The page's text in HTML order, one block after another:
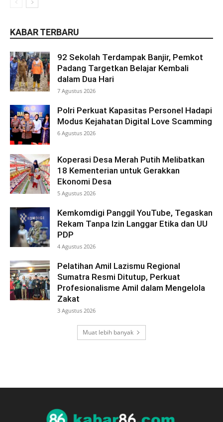
KABAR TERBARU
92 Sekolah Terdampak Banjir, Pemkot
Padang Targetkan Belajar Kembali
dalam Dua Hari
7 Agustus 2026
Polri Perkuat Kapasitas Personel Hadapi
Modus Kejahatan Digital Love Scamming
6 Agustus 2026
Koperasi Desa Merah Putih Melibatkan
18 Kementerian untuk Gerakkan
Ekonomi Desa
5 Agustus 2026
Kemkomdigi Panggil YouTube, Tegaskan
Rekam Tanpa Izin Langgar Etika dan UU
PDP
4 Agustus 2026
Pelatihan Amil Lazismu Regional
Sumatra Resmi Ditutup, Perkuat
Profesionalisme Amil dalam Mengelola
Zakat
3 Agustus 2026
Muat lebih banyak